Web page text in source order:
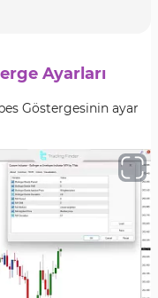
Ayarları
Göstergesinin ayar